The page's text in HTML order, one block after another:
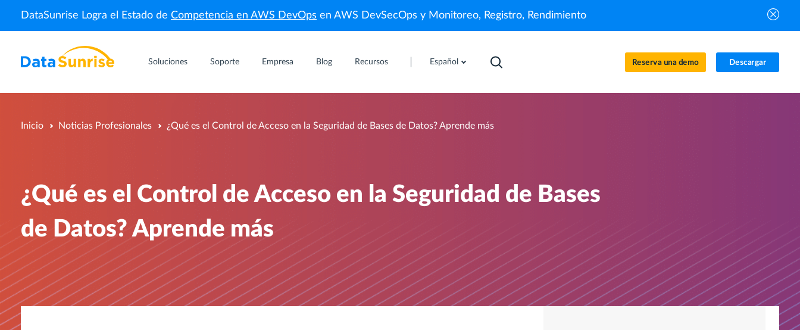
DataSunrise Logra el Estado de Competencia en AWS DevOps en AWS DevSecOps y Monitoreo, Registro, Rendimiento
Soluciones Soporte Empresa Blog Recursos Español Reserva una demo Descargar
Inicio Noticias Profesionales ¿Qué es el Control de Acceso en la Seguridad de Bases de Datos? Aprende más
¿Qué es el Control de Acceso en la Seguridad de Bases
de Datos? Aprende más